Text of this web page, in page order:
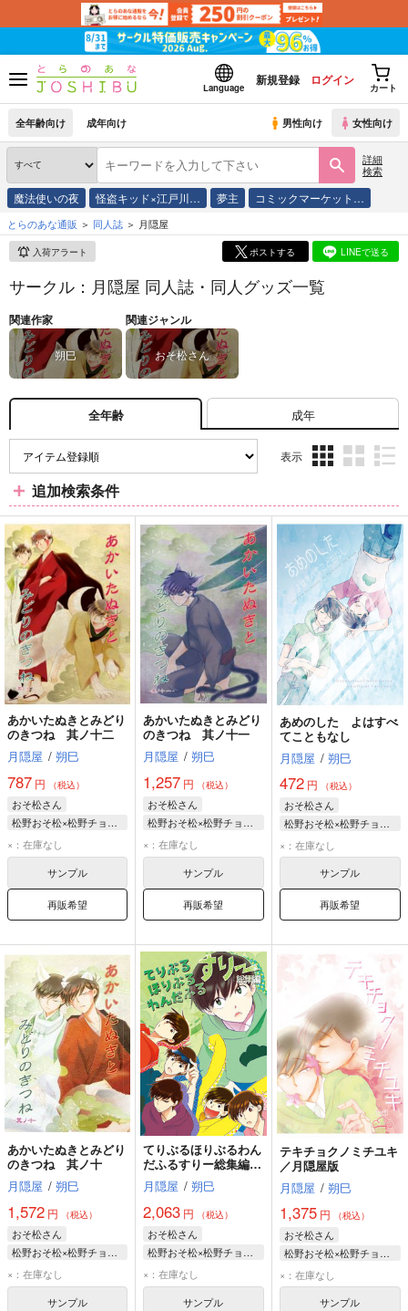
Language
新規登録 ログイン
カート
全年齢向け 成年向け 男性向け 女性向け
詳細
検索
魔法使いの夜 怪盗キッド×江戸川… 夢主 コミックマーケット…
とらのあな通販 同人誌 月隠屋
入荷アラート ポストする LINEで送る
サークル：月隠屋 同人誌・同人グッズ一覧
関連作家
朔巳
関連ジャンル
おそ松さん
全年齢 成年
表示
ム
表
示
ム
表
示
ム
表
示
追加検索条件
あかいたぬきとみどり
のきつね 其ノ十二
月隠屋 / 朔巳
787 円 （税込）
おそ松さん
松野おそ松×松野チョロ松
×：在庫なし
サンプル
再販希望
あかいたぬきとみどり
のきつね 其ノ十一
月隠屋 / 朔巳
1,257 円 （税込）
おそ松さん
松野おそ松×松野チョロ松
松野おそ松
松野チョロ松
松野一松
×：在庫なし
サンプル
再販希望
あめのした よはすべ
てこともなし
月隠屋 / 朔巳
472円 （税込）
おそ松さん
松野おそ松×松野チョロ松
松野おそ松
松野チョロ松
×：在庫なし
サンプル
再販希望
あかいたぬきとみどり
のきつね 其ノ十
月隠屋 / 朔巳
1,572 円 （税込）
おそ松さん
松野おそ松×松野チョロ松
松野おそ松
松野チョロ松
×：在庫なし
サンプル
てりぶるほりぶるわん
だふるすりー総集編／
月隠屋版
月隠屋 / 朔巳
2,063 円 （税込）
おそ松さん
松野おそ松×松野チョロ松
松野おそ松
松野チョロ松
×：在庫なし
サンプル
テキチョクノミチユキ
／月隠屋版
月隠屋 / 朔巳
1,375円 （税込）
おそ松さん
松野おそ松×松野チョロ松
松野おそ松
松野チョロ松
×：在庫なし
サンプル